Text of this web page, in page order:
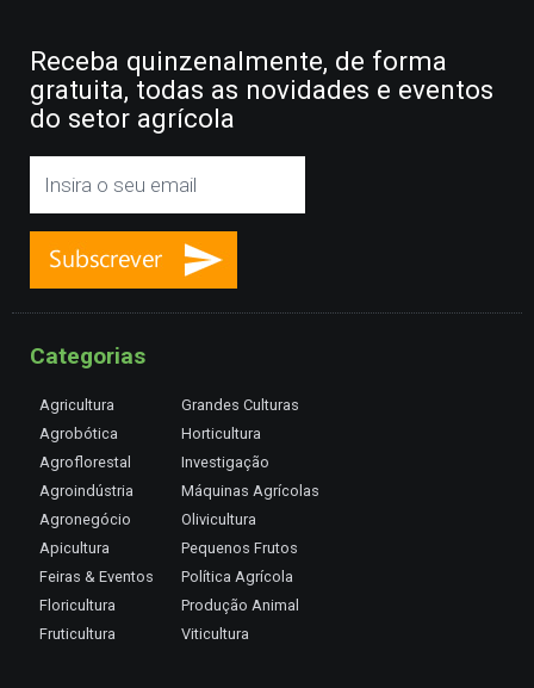
Receba quinzenalmente, de forma
gratuita, todas as novidades e eventos
do setor agrícola
Categorias
Agricultura
Agrobótica
Agroflorestal
Agroindústria
Agronegócio
Apicultura
Feiras & Eventos
Floricultura
Fruticultura
Grandes Culturas
Horticultura
Investigação
Máquinas Agrícolas
Olivicultura
Pequenos Frutos
Política Agrícola
Produção Animal
Viticultura